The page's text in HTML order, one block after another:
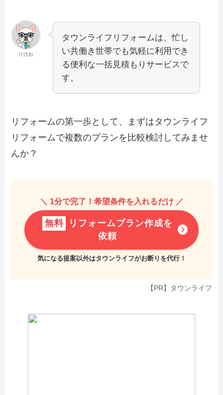
りけお
タウンライフリフォームは、忙し
い共働き世帯でも気軽に利用でき
る便利な一括見積もりサービスで
す。
リフォームの第一歩として、まずはタウンライフ
リフォームで複数のプランを比較検討してみませ
んか？
＼ 1分で完了！希望条件を入れるだけ ／
無料
リフォームプラン作成を
依頼
気になる提案以外はタウンライフがお断りを代行！
【PR】タウンライフ